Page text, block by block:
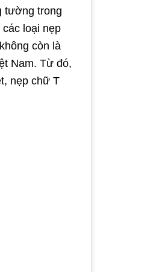
tường trong
loại nẹp
còn là
Nam. Từ đó,
nẹp chữ T